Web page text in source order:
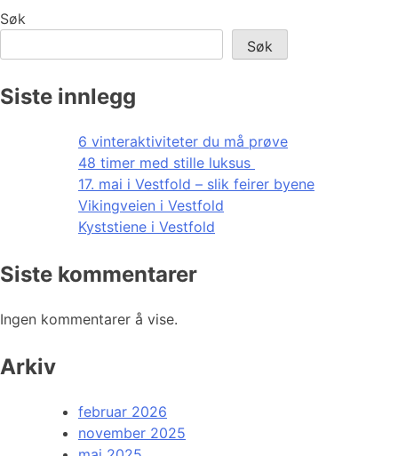
Søk
Søk
Siste innlegg
6 vinteraktiviteter du må prøve
48 timer med stille luksus
17. mai i Vestfold – slik feirer byene
Vikingveien i Vestfold
Kyststiene i Vestfold
Siste kommentarer
Ingen kommentarer å vise.
Arkiv
februar 2026
november 2025